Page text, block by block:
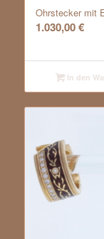
Ohrstecker mit
1.030,00€
In den